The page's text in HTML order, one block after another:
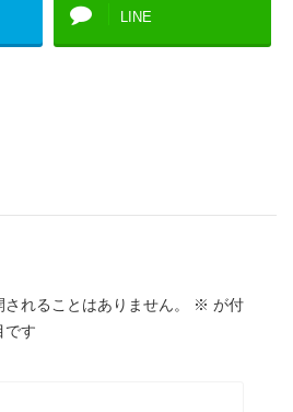
LINE
れることはありません。 ※ が付
です